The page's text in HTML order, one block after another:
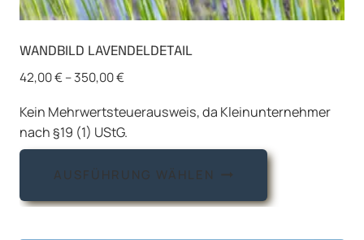
WANDBILD LAVENDELDETAIL
42,00€–350,00€
Kein Mehrwertsteuerausweis, da Kleinunternehmer
nach §19 (1) UStG.
AUSFÜHRUNG WÄHLEN
Dieses
weist